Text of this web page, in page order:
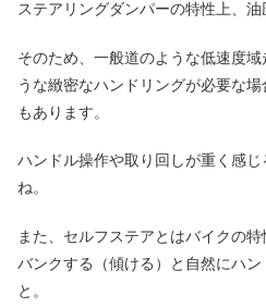
ステアリングダンパーの特性上、油
そのため、一般道のような低速度
うな緻密なハンドリングが必要な
もあります。
ハンドル操作や取り回しが重く感
ね。
また、セルフステアとはバイクの
バンクする（傾ける）と自然にハン
と。